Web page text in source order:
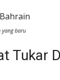
yang baru
Tukar